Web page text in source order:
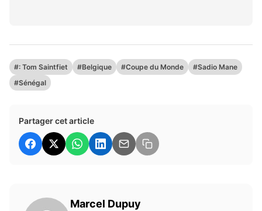
#: Tom Saintfiet #Belgique #Coupe du Monde
#Sadio Mane
#Sénégal
Partager cet article
Marcel Dupuy